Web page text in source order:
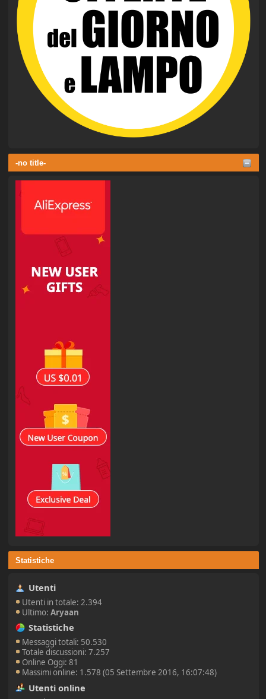
-no title-
Statistiche
Utenti
Utenti in totale: 2.394
Ultimo:Aryaan
Statistiche
Messaggi totali: 50.530
Totale discussioni: 7.257
Online Oggi: 81
Massimi online: 1.578 (05 Settembre 2016, 16:07:48)
Utenti online